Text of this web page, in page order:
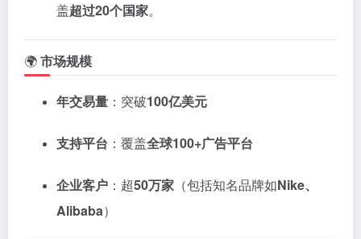
盖超过20个国家。
🌍市场规模
年交易量 ：突破100亿美元
支持平台 ：覆盖全球100+广告平台
企业客户 ：超50万家 （包括知名品牌如Nike、
Alibaba）